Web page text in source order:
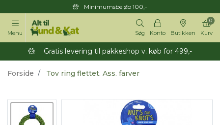
Minimumsbeløb 100,-
Menu Søg Konto Butikken Kurv
0
Gratis levering til pakkeshop v. køb for 499,-
Forside Tov ring flettet. Ass. farver